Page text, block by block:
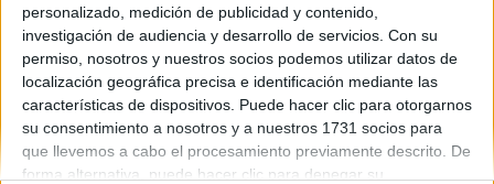
personalizado, medición de publicidad y contenido,
investigación de audiencia y desarrollo de servicios. Con su
permiso, nosotros y nuestros socios podemos utilizar datos de
localización geográfica precisa e identificación mediante las
características de dispositivos. Puede hacer clic para otorgarnos
su consentimiento a nosotros y a nuestros 1731 socios para
que llevemos a cabo el procesamiento previamente descrito. De
forma alternativa, puede hacer clic para denegar su